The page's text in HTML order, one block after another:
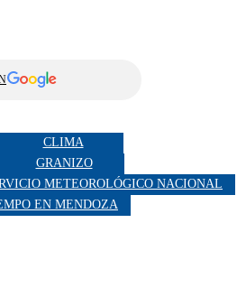
CLIMA
GRANIZO
METEOROLÓGICO NACIONAL
EN MENDOZA